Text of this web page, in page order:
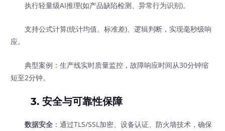
执行轻量级AI推理(如产品缺陷检测、异常行为识别)。
支持公式计算(统计均值、标准差)、逻辑判断，实现毫秒级响
应。
典型案例：生产线实时质量监控，故障响应时间从30分钟缩
短至2分钟。
3.安全与可靠性保障
数据安全 ：通过TLS/SSL加密、设备认证、防火墙技术，确保